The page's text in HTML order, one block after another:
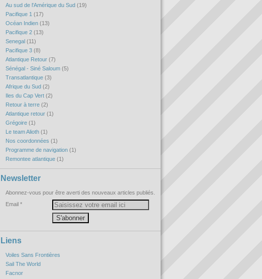
Au sud de l'Amérique du Sud (19)
Pacifique 1 (17)
Océan Indien (13)
Pacifique 2 (13)
Senegal (11)
Pacifique 3 (8)
Atlantique Retour (7)
Sénégal - Siné Saloum (5)
Transatlantique (3)
Afrique du Sud (2)
Iles du Cap Vert (2)
Retour à terre (2)
Atlantique retour (1)
Grégoire (1)
Le team Alioth (1)
Nos coordonnées (1)
Programme de navigation (1)
Remontee atlantique (1)
Newsletter
Abonnez-vous pour être averti des nouveaux articles publiés.
Email
Liens
Voiles Sans Frontières
Sail The World
Facnor